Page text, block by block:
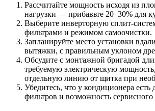
Рассчитайте мощность исходя из
нагрузки — прибавьте 20–30% для
Выберите инверторную сплит-
фильтрами и режимом самоочистки.
Запланируйте место установки
вытяжки, с правильным уклоном
Обсудите с монтажной бригадой
требуемую электрическую
отдельную линию от щитка при
Убедитесь, что у кондиционера есть
фильтров и возможность